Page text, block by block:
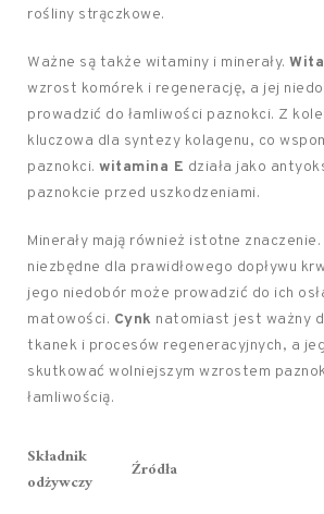
rośliny strączkowe.
Ważne są także witaminy i minerały.
wzrost komórek i regenerację, a jej
prowadzić do łamliwości paznokci. Z
kluczowa dla syntezy kolagenu, co
paznokci. witamina E działa jako
paznokcie przed uszkodzeniami.
Minerały mają również istotne znaczenie.
niezbędne dla prawidłowego dopływu
jego niedobór może prowadzić do ich
matowości. Cynk natomiast jest ważny
tkanek i procesów regeneracyjnych, a
skutkować wolniejszym wzrostem
łamliwością.
Składnik
odżywczy
Źródła